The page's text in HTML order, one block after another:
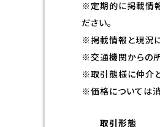
※定期的に掲載情報
ださい。
※掲載情報と現況に
※交通機関からの
※取引態様に仲介
※価格については
取引形態